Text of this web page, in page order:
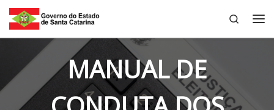
Skip to content
Search
MANUAL DE